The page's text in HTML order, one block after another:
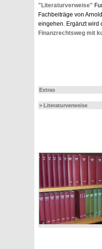
"Literaturverweise"
Fachbeiträge von
eingehen. Ergänzt
Finanzrechtsweg mit
Extras
> Literaturverweise